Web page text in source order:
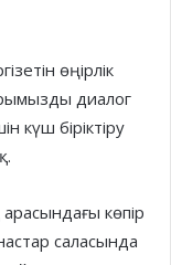
өңірлік
диалог
күш біріктіру
көпір
саласында